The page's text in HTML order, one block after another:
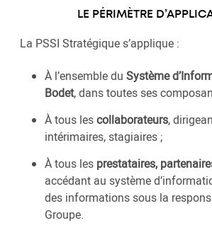
LE PÉRIMÈTRE
La PSSI Stratégique s’applique :
À l’ensemble du Système
Bodet, dans toutes ses
À tous lescollaborateurs,
intérimaires, stagiaires ;
À tous les prestataires,
accédant au système
des informations sous la
Groupe.